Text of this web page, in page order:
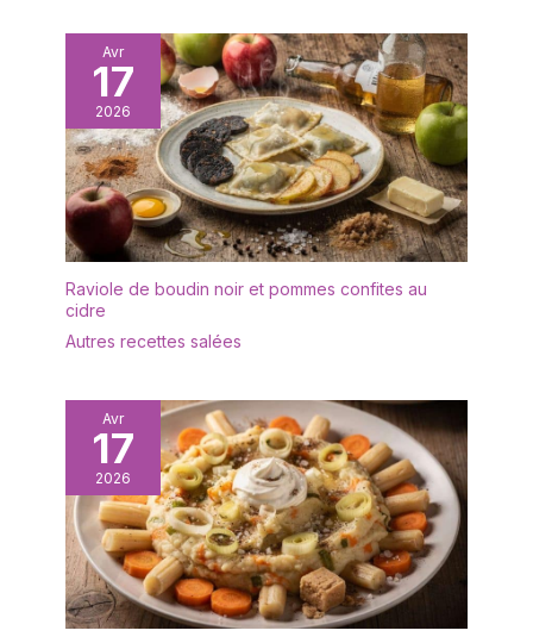
table, ajoutant une
touche d'élégance.
Avr
17
2026
Raviole de boudin noir et pommes confites au
cidre
Autres recettes salées
Avr
17
2026